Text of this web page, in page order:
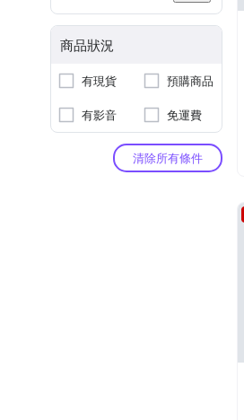
商品狀況
有現貨
預購商品
有影音
免運費
清除所有條件